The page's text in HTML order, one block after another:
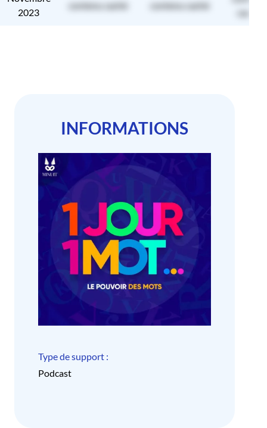
2023
contenu caché contenu caché
caché
INFORMATIONS
Type de support :
Podcast